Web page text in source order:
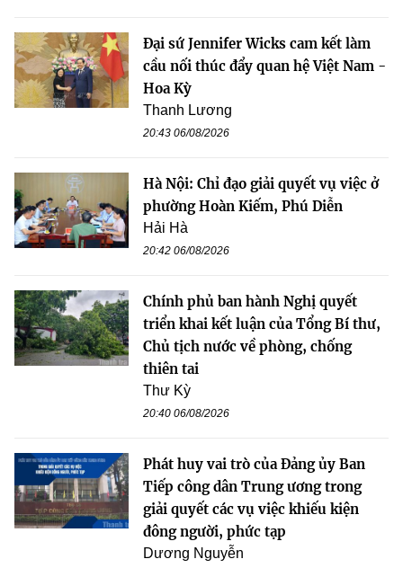
Đại sứ Jennifer Wicks cam kết làm
cầu nối thúc đẩy quan hệ Việt Nam -
Hoa Kỳ
Thanh Lương
20:43 06/08/2026
Hà Nội: Chỉ đạo giải quyết vụ việc ở
phường Hoàn Kiếm, Phú Diễn
Hải Hà
20:42 06/08/2026
Chính phủ ban hành Nghị quyết
triển khai kết luận của Tổng Bí thư,
Chủ tịch nước về phòng, chống
thiên tai
Thư Kỳ
20:40 06/08/2026
Phát huy vai trò của Đảng ủy Ban
Tiếp công dân Trung ương trong
giải quyết các vụ việc khiếu kiện
đông người, phức tạp
Dương Nguyễn